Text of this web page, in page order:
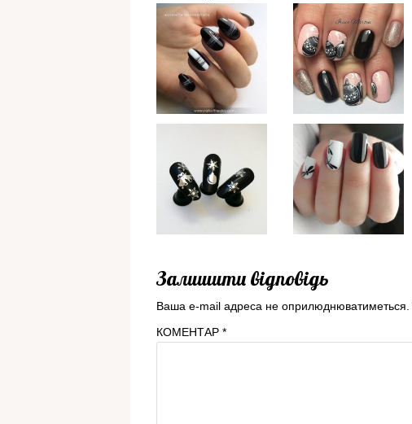
Залишити відповідь
Ваша e-mail адреса не оприлюднюватиметься.
КОМЕНТАР *